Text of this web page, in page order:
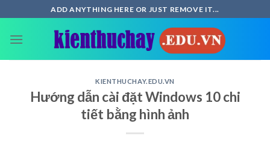
to
content
ADD ANYTHING HERE OR JUST REMOVE IT...
KIENTHUCHAY.EDU.VN
Hướng dẫn cài đặt Windows 10 chi
tiết bằng hình ảnh